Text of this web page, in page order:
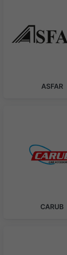
ASFAR
CARUB